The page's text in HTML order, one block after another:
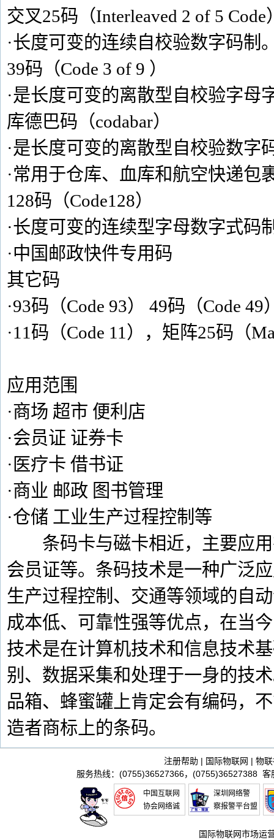
交叉25码（Interleaved 2 of 5 Code
·长度可变的连续自校验数字码制
39码（Code 3 of 9 ）
·是长度可变的离散型自校验字母
库德巴码（codabar）
·是长度可变的离散型自校验数字
·常用于仓库、血库和航空快递包
128码（Code128）
·长度可变的连续型字母数字式码
·中国邮政快件专用码
其它码
·93码（Code 93） 49码（Code
·11码（Code 11），矩阵25码（
应用范围
·商场 超市 便利店
·会员证 证券卡
·医疗卡 借书证
·商业 邮政 图书管理
·仓储 工业生产过程控制等
条码卡与磁卡相近，主要应用
会员证等。条码技术是一种广泛
生产过程控制、交通等领域的自
成本低、可靠性强等优点，在当
技术是在计算机技术和信息技术
别、数据采集和处理于一身的技
品箱、蜂蜜罐上肯定会有编码，
造者商标上的条码。
注册帮助 | 国际物联网 | 物
服务热线：(0755)36527366，(0755)36527388 客
中国互联网
协会网络诚
深圳网络警
察报警平台盟
国际物联网市场运